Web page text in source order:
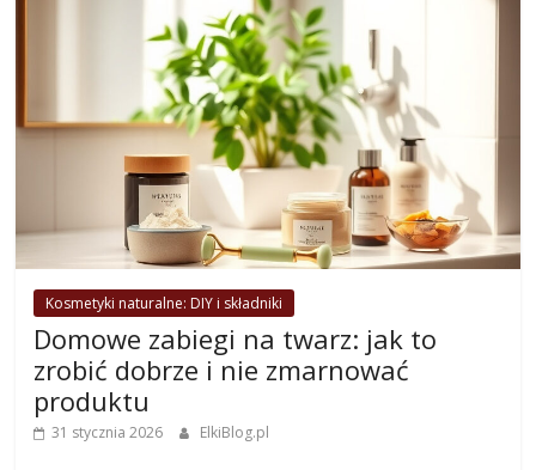
Kosmetyki naturalne: DIY i składniki
Domowe zabiegi na twarz: jak to
zrobić dobrze i nie zmarnować
produktu
31 stycznia 2026 ElkiBlog.pl